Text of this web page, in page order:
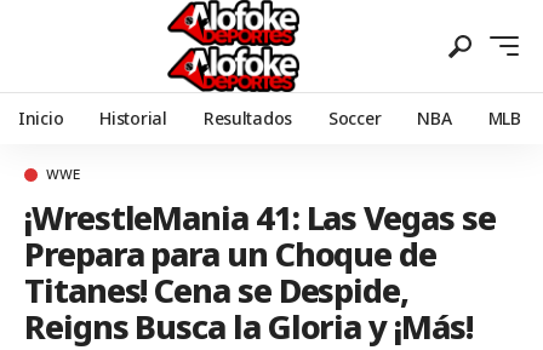
Inicio Historial Resultados Soccer NBA MLB
WWE
¡WrestleMania 41: Las Vegas se
Prepara para un Choque de
Titanes! Cena se Despide,
Reigns Busca la Gloria y ¡Más!